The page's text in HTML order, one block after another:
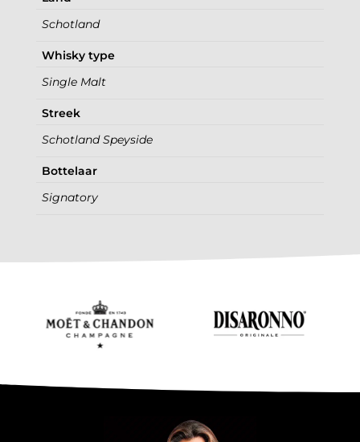
Schotland
Whisky type
Single Malt
Streek
Schotland Speyside
Bottelaar
Signatory